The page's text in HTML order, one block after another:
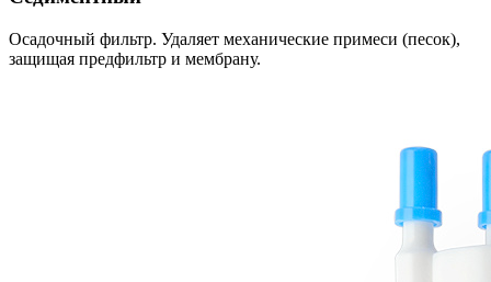
Осадочный фильтр. Удаляет механические примеси (песок),
защищая предфильтр и мембрану.